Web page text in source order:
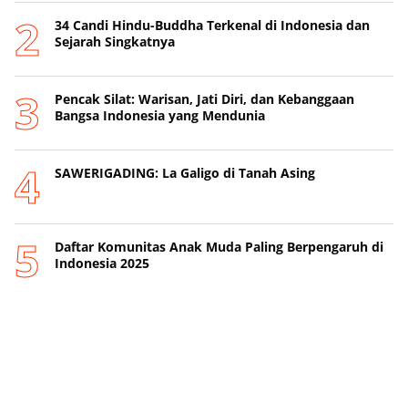
34 Candi Hindu-Buddha Terkenal di Indonesia dan
Sejarah Singkatnya
Pencak Silat: Warisan, Jati Diri, dan Kebanggaan
Bangsa Indonesia yang Mendunia
SAWERIGADING: La Galigo di Tanah Asing
Daftar Komunitas Anak Muda Paling Berpengaruh di
Indonesia 2025